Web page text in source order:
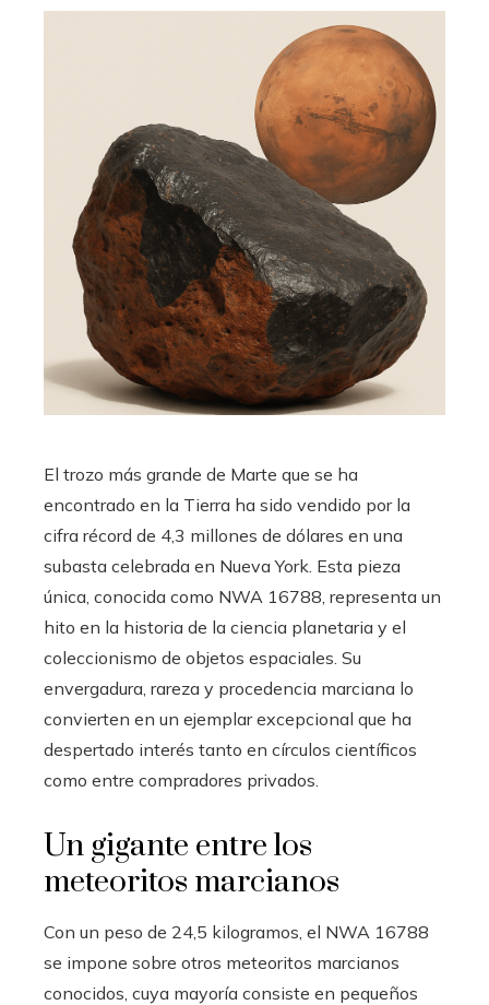
El trozo más grande de Marte que se ha
encontrado en la Tierra ha sido vendido por la
cifra récord de 4,3 millones de dólares en una
subasta celebrada en Nueva York. Esta pieza
única, conocida como NWA 16788, representa un
hito en la historia de la ciencia planetaria y el
coleccionismo de objetos espaciales. Su
envergadura, rareza y procedencia marciana lo
convierten en un ejemplar excepcional que ha
despertado interés tanto en círculos científicos
como entre compradores privados.
Un gigante entre los
meteoritos marcianos
Con un peso de 24,5 kilogramos, el NWA 16788
se impone sobre otros meteoritos marcianos
conocidos, cuya mayoría consiste en pequeños